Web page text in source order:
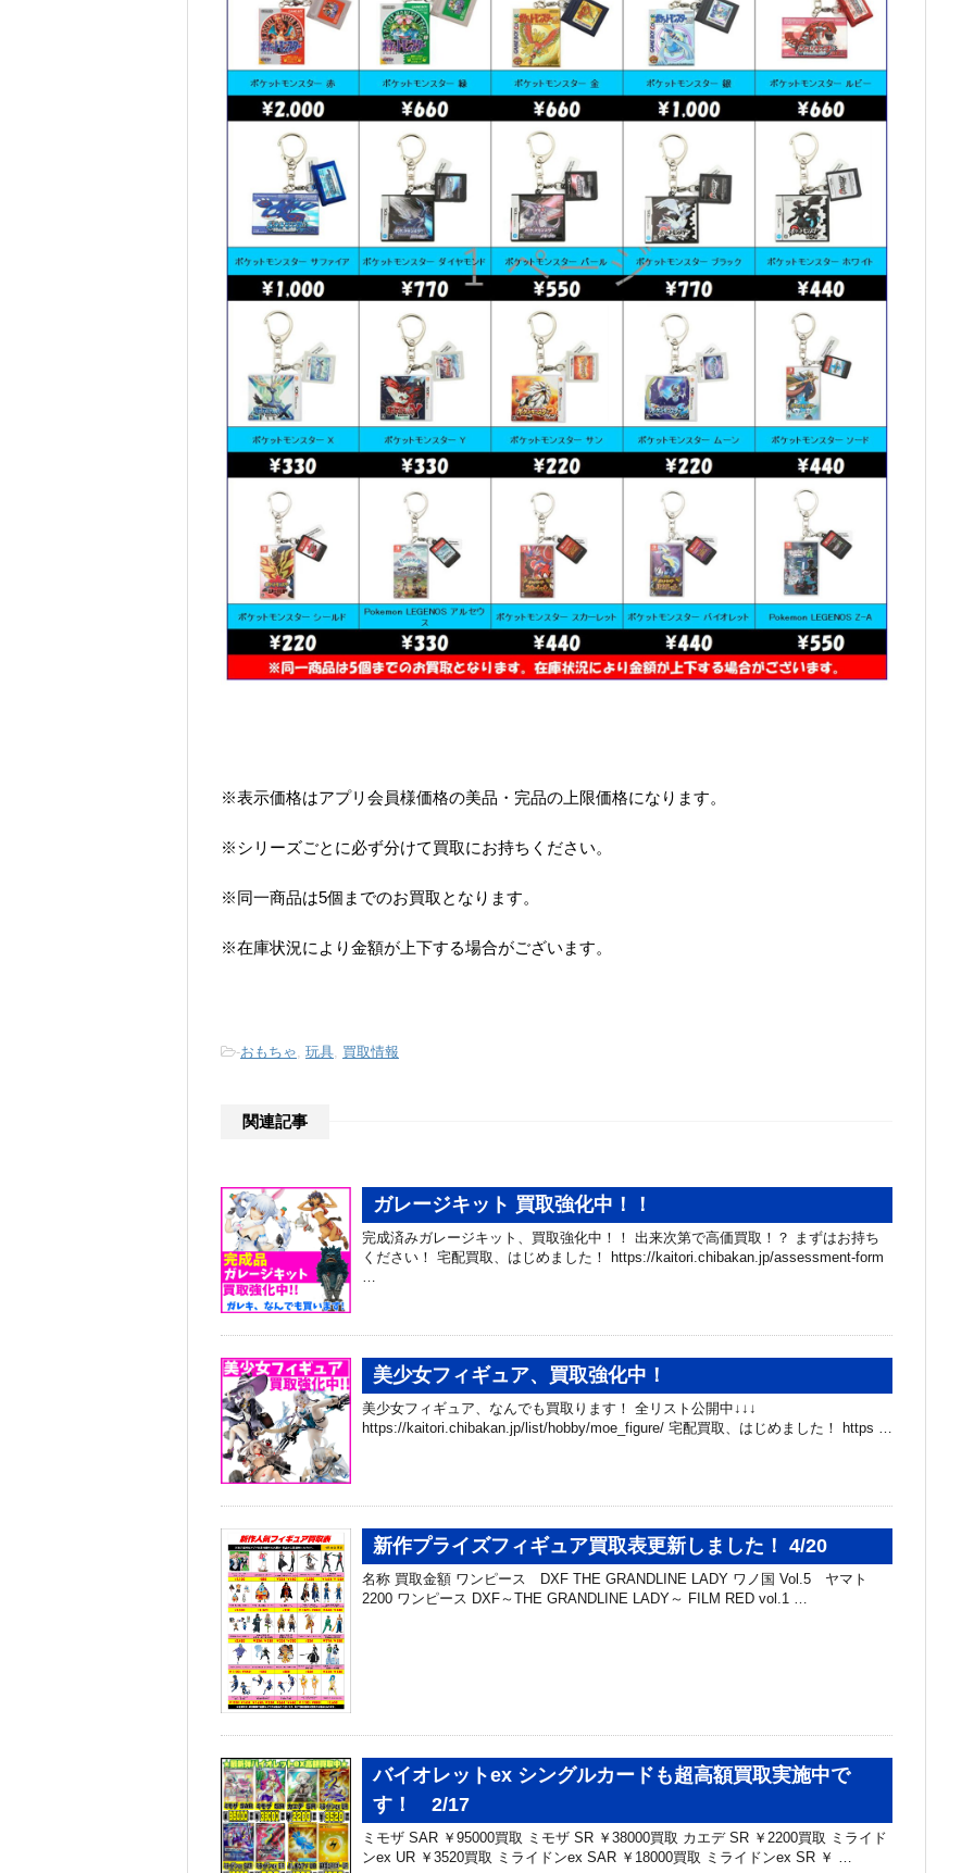
※表示価格はアプリ会員様価格の美品・完品の上限価格になります。
※シリーズごとに必ず分けて買取にお持ちください。
※同一商品は5個までのお買取となります。
※在庫状況により金額が上下する場合がございます。
-おもちゃ, 玩具, 買取情報
関連記事
ガレージキット 買取強化中！！
完成済みガレージキット、買取強化中！！ 出来次第で高価買取！？ まずはお持ち
ください！ 宅配買取、はじめました！ https://kaitori.chibakan.jp/assessment-form
…
美少女フィギュア、買取強化中！
美少女フィギュア、なんでも買取ります！ 全リスト公開中↓↓↓
https://kaitori.chibakan.jp/list/hobby/moe_figure/ 宅配買取、はじめました！ https …
新作プライズフィギュア買取表更新しました！ 4/20
名称 買取金額 ワンピース DXF THE GRANDLINE LADY ワノ国 Vol.5 ヤマト
2200 ワンピース DXF～THE GRANDLINE LADY～ FILM RED vol.1 …
バイオレットex シングルカードも超高額買取実施中で
す！ 2/17
ミモザ SAR ￥95000買取 ミモザ SR ￥38000買取 カエデ SR ￥2200買取 ミライド
ンex UR ￥3520買取 ミライドンex SAR ￥18000買取 ミライドンex SR ￥ …